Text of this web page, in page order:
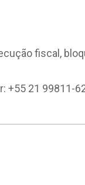
fiscal,
+55 21 99811-